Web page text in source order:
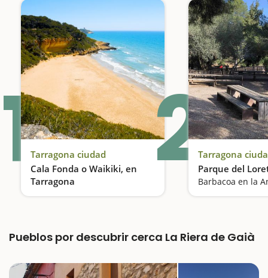
1Tarragona ciudad
Cala Fonda o Waikiki, en
Tarragona
Una playa en medio del paraíso
2Tarragona
Parque del
Barbacoa en la
Pueblos por descubrir cerca La Riera de Gaià